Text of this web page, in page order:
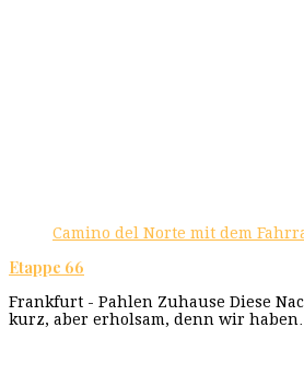
Camino del Norte mit dem
Etappe 66
Frankfurt - Pahlen Zuhause Diese
kurz, aber erholsam, denn wir haben…